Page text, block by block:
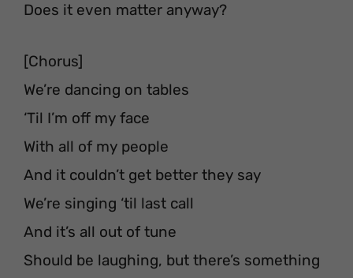
Does it even matter anyway?
[Chorus]
We’re dancing on tables
‘Til I’m off my face
With all of my people
And it couldn’t get better they say
We’re singing ‘til last call
And it’s all out of tune
Should be laughing, but there’s something